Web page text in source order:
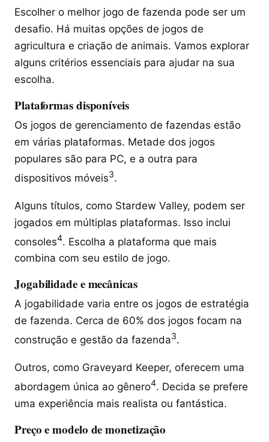
Escolher o melhor jogo de fazenda pode ser um
desafio. Há muitas opções de jogos de
agricultura e criação de animais. Vamos explorar
alguns critérios essenciais para ajudar na sua
escolha.
Plataformas disponíveis
Os jogos de gerenciamento de fazendas estão
em várias plataformas. Metade dos jogos
populares são para PC, e a outra para
dispositivos móveis3.
Alguns títulos, como Stardew Valley, podem ser
jogados em múltiplas plataformas. Isso inclui
consoles4. Escolha a plataforma que mais
combina com seu estilo de jogo.
Jogabilidade e mecânicas
A jogabilidade varia entre os jogos de estratégia
de fazenda. Cerca de 60% dos jogos focam na
construção e gestão da fazenda3.
Outros, como Graveyard Keeper, oferecem uma
abordagem única ao gênero4. Decida se prefere
uma experiência mais realista ou fantástica.
Preço e modelo de monetização